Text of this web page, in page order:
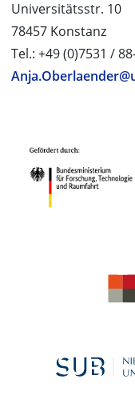
Universitätsstr. 10
78457 Konstanz
Tel.: +49 (0)7531 /